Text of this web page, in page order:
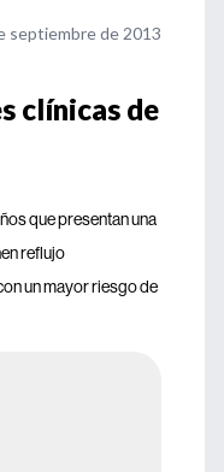
septiembre de 2013
clínicas de
que presentan una
reflujo
un mayor riesgo de